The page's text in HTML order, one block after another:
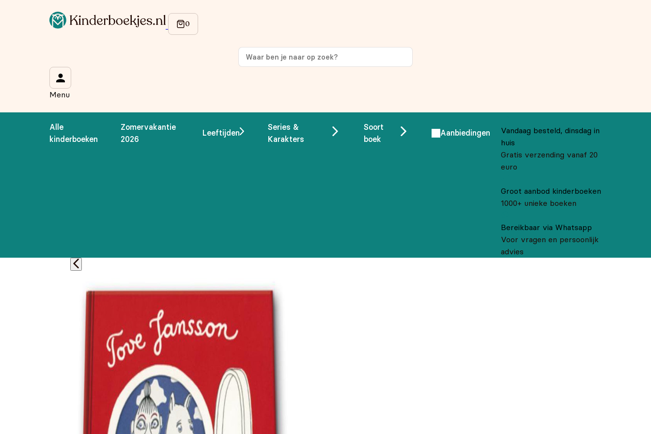
Menu
Alle
kinderboeken
Zomervakantie
2026
Leeftijden
Series &
Karakters
Soort
boek
Aanbiedingen
Vandaag besteld, dinsdag in
huis
Gratis verzending vanaf 20
euro
Groot aanbod kinderboeken
1000+ unieke boeken
Bereikbaar via Whatsapp
Voor vragen en persoonlijk
advies
Op de hoogte blijven van onze acties?
op je eerste aankoop!
Wat is je voornaam?
Aanmelden